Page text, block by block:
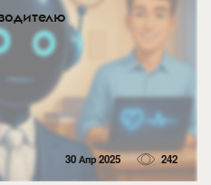
30 Апр 2025 242